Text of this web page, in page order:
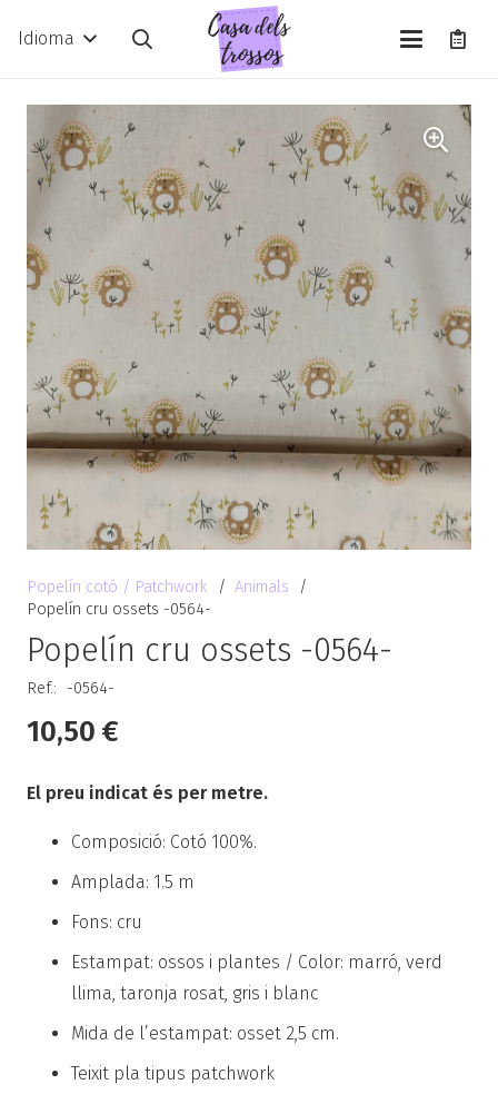
Idioma
Popelín cotó / Patchwork / Animals
/
Popelín cru ossets -0564-
Popelín cru ossets -0564-
Ref.: -0564-
10,50 €
El preu indicat és per metre.
Composició: Cotó 100%.
Amplada: 1.5 m
Fons: cru
Estampat: ossos i plantes / Color: marró, verd
llima, taronja rosat, gris i blanc
Mida de l’estampat: osset 2,5 cm.
Teixit pla tipus patchwork